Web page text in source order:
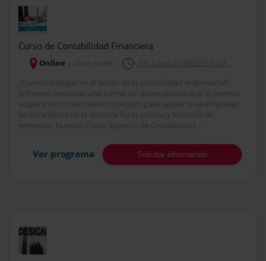
Curso de Contabilidad Financiera
Online
¿Quieres trabajar en el sector de la contabilidad empresarial?
Entonces, necesitas una formación especializada que te permita
adquirir los conocimientos precisos para ayudar a las empresas
en los ámbitos de la asesoría fiscal, cobros y tesorería de
empresas. Nuestro Curso Superior de Contabilidad... ....
Ver programa Solicitar información